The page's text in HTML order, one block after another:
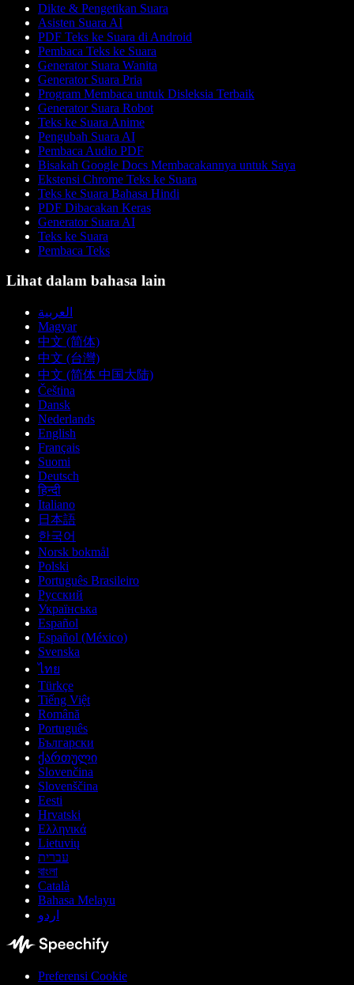
Dikte & Pengetikan Suara
Asisten Suara AI
PDF Teks ke Suara di Android
Pembaca Teks ke Suara
Generator Suara Wanita
Generator Suara Pria
Program Membaca untuk Disleksia Terbaik
Generator Suara Robot
Teks ke Suara Anime
Pengubah Suara AI
Pembaca Audio PDF
Bisakah Google Docs Membacakannya untuk Saya
Ekstensi Chrome Teks ke Suara
Teks ke Suara Bahasa Hindi
PDF Dibacakan Keras
Generator Suara AI
Teks ke Suara
Pembaca Teks
Lihat dalam bahasa lain
العربية
Magyar
中文 (简体)
中文 (台灣)
中文 (简体 中国大陆)
Čeština
Dansk
Nederlands
English
Français
Suomi
Deutsch
हिन्दी
Italiano
日本語
한국어
Norsk bokmål
Polski
Português Brasileiro
Русский
Українська
Español
Español (México)
Svenska
ไทย
Türkçe
Tiếng Việt
Română
Português
Български
ქართული
Slovenčina
Slovenščina
Eesti
Hrvatski
Ελληνικά
Lietuvių
עברית
বাংলা
Català
Bahasa Melayu
اردو
Preferensi Cookie